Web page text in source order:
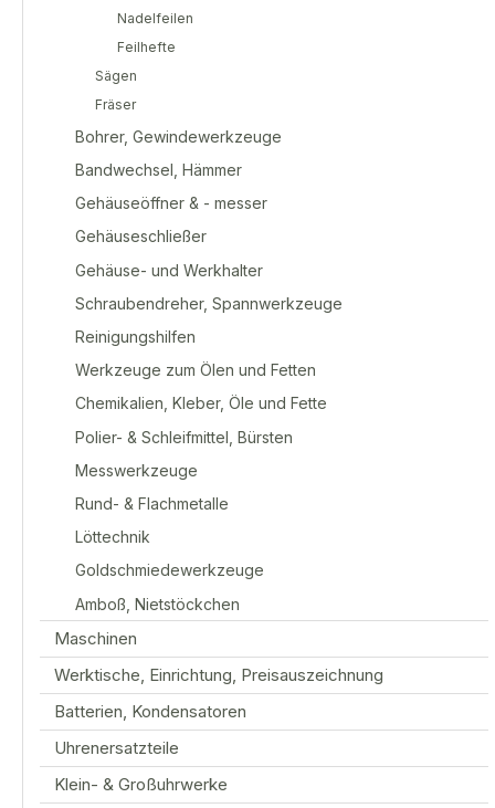
Nadelfeilen
Feilhefte
Sägen
Fräser
Bohrer, Gewindewerkzeuge
Bandwechsel, Hämmer
Gehäuseöffner & - messer
Gehäuseschließer
Gehäuse- und Werkhalter
Schraubendreher, Spannwerkzeuge
Reinigungshilfen
Werkzeuge zum Ölen und Fetten
Chemikalien, Kleber, Öle und Fette
Polier- & Schleifmittel, Bürsten
Messwerkzeuge
Rund- & Flachmetalle
Löttechnik
Goldschmiedewerkzeuge
Amboß, Nietstöckchen
Maschinen
Werktische, Einrichtung, Preisauszeichnung
Batterien, Kondensatoren
Uhrenersatzteile
Klein- & Großuhrwerke